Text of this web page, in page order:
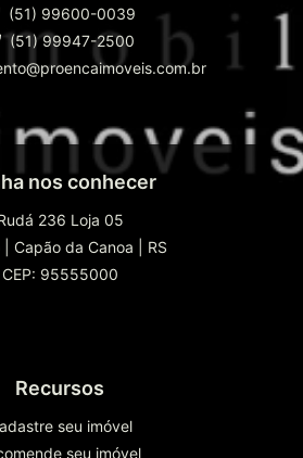
(51) 99600-0039
(51) 99947-2500
nos conhecer
236 Loja 05
Capão da Canoa
RS
CEP: 95555000
Recursos
seu imóvel
seu imóvel